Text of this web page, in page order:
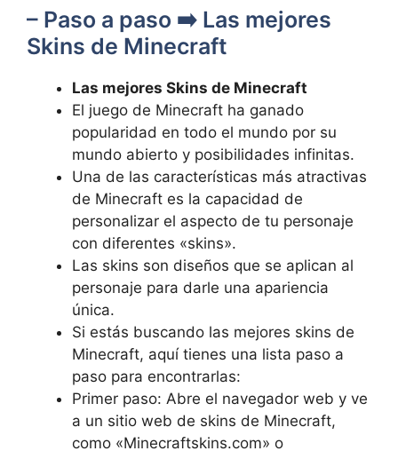
– Paso a paso ➡️‌ Las mejores
⁣Skins de Minecraft
Las mejores Skins de Minecraft
El juego de⁣ Minecraft ha ganado
popularidad en todo el mundo por ⁣su
mundo abierto y posibilidades infinitas.
Una de las características más atractivas
de ⁣Minecraft es⁣ la capacidad de
personalizar el aspecto de tu personaje
con diferentes «skins».
Las skins son diseños⁤ que se aplican al
personaje para‍ darle ‌una apariencia
única.
Si estás buscando las ⁤mejores⁣ skins de⁣
Minecraft, aquí ⁢tienes ⁤una lista paso a
paso para encontrarlas:
Primer paso: Abre el navegador web y ve
a un sitio web de skins de Minecraft,
como «Minecraftskins.com» o